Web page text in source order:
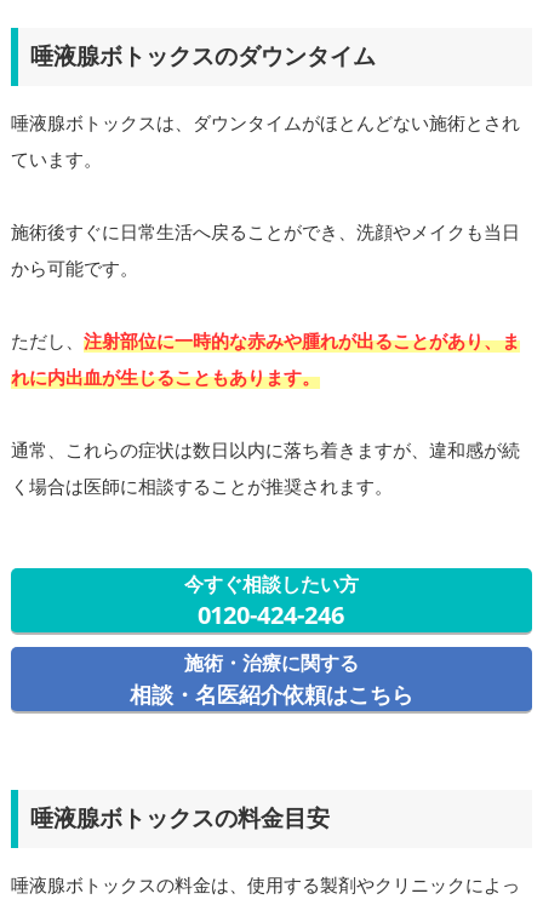
唾液腺ボトックスのダウンタイム
唾液腺ボトックスは、ダウンタイムがほとんどない施術とされ
ています。
施術後すぐに日常生活へ戻ることができ、洗顔やメイクも当日
から可能です。
ただし、 注射部位に一時的な赤みや腫れが出ることがあり、ま
れに内出血が生じることもあります。
通常、これらの症状は数日以内に落ち着きますが、違和感が続
く場合は医師に相談することが推奨されます。
今すぐ相談したい方
0120-424-246
施術・治療に関する
相談・名医紹介依頼はこちら
唾液腺ボトックスの料金目安
唾液腺ボトックスの料金は、使用する製剤やクリニックによっ